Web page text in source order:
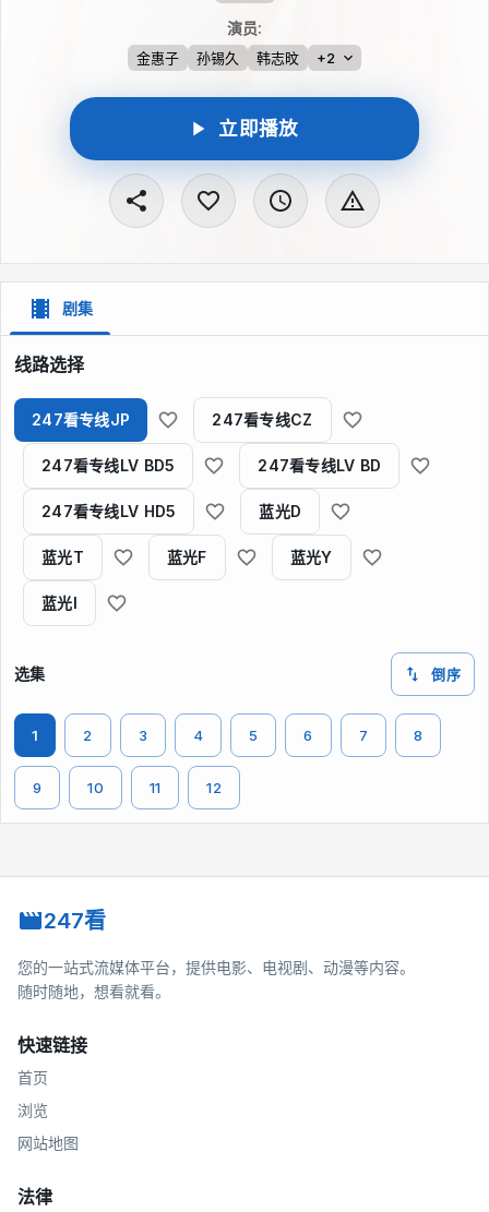
演员:
金惠子 孙锡久 韩志旼 +2
立即播放
剧集
线路选择
247看专线JP 247看专线CZ
247看专线LV BD5 247看专线LV BD
247看专线LV HD5 蓝光D
蓝光T 蓝光F 蓝光Y
蓝光I
选集 倒序
1 2 3 4 5 6 7 8
9 10 11 12
247看
您的一站式流媒体平台，提供电影、电视剧、动漫等内容。
随时随地，想看就看。
快速链接
首页
浏览
网站地图
法律